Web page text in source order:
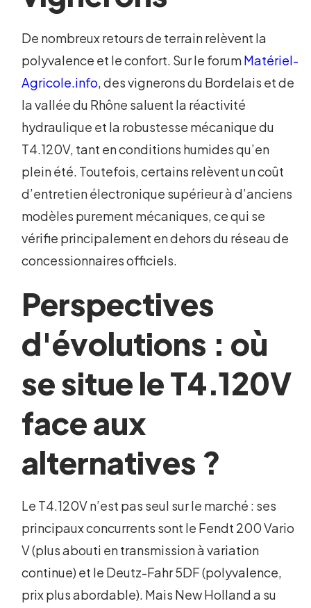
De nombreux retours de terrain relèvent la
polyvalence et le confort. Sur le forumMatériel-
Agricole.info, des vignerons du Bordelais et de
la vallée du Rhône saluent la réactivité
hydraulique et la robustesse mécanique du
T4.120V, tant en conditions humides qu’en
plein été. Toutefois, certains relèvent un coût
d’entretien électronique supérieur à d’anciens
modèles purement mécaniques, ce qui se
vérifie principalement en dehors du réseau de
concessionnaires officiels.
Perspectives
d'évolutions : où
se situe le T4.120V
face aux
alternatives ?
Le T4.120V n’est pas seul sur le marché : ses
principaux concurrents sont le Fendt 200 Vario
V (plus abouti en transmission à variation
continue) et le Deutz-Fahr 5DF (polyvalence,
prix plus abordable). Mais New Holland a su